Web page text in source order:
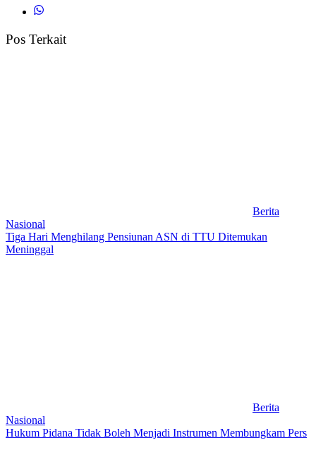
Pos Terkait
Berita
Nasional
Tiga Hari Menghilang Pensiunan ASN di TTU Ditemukan
Meninggal
Berita
Nasional
Hukum Pidana Tidak Boleh Menjadi Instrumen Membungkam Pers